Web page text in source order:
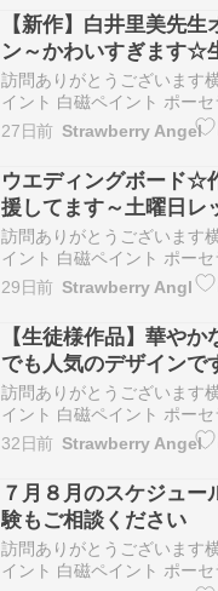
のこもった作品作りのおて
スンしております 平日（
【新作】白井里美先
ン～かわいすぎます☆
しょうね～
訪問ありがとうございます
イント 白磁ペイント ポーセ
教室を開催しております
千香です 一人一人の生徒様
のこもった作品作りのおて
スンしております 平日（
27日前 Strawberry Angel
ウエディングボード☆
援してます～土曜日レ
ます～
訪問ありがとうございます
イント 白磁ペイント ポーセ
教室を開催しております
千香です 一人一人の生徒様
のこもった作品作りのおて
スンしております 平日（
29日前 Strawberry Angl
【生徒様作品】華や
でも人気のデザイン
訪問ありがとうございます
イント 白磁ペイント ポーセ
教室を開催しております
千香です 一人一人の生徒様
のこもった作品作りのおて
スンしております 平日（
32日前 Strawberry Angel
７月８月のスケジュ
験もご相談ください
訪問ありがとうございます
イント 白磁ペイント ポー